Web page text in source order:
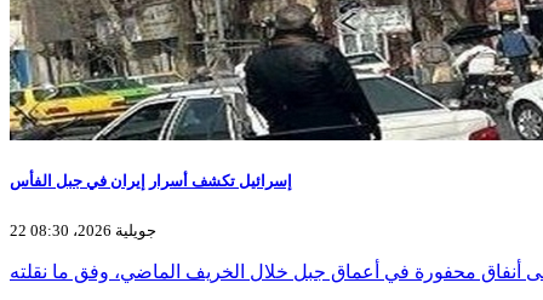
إسرائيل تكشف أسرار إيران في جبل الفأس
22 جويلية 2026، 08:30